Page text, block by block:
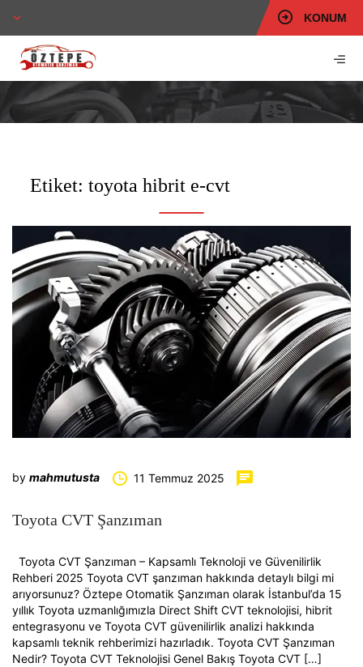
KONUM
Etiket: toyota hibrit e-cvt
by mahmutusta 11 Temmuz 2025
Toyota CVT Şanzıman
Toyota CVT Şanzıman – Kapsamlı Teknoloji ve Güvenilirlik
Rehberi 2025 Toyota CVT şanzıman hakkında detaylı bilgi mi
arıyorsunuz? Öztepe Otomatik Şanzıman olarak İstanbul’da 15
yıllık Toyota uzmanlığımızla Direct Shift CVT teknolojisi, hibrit
entegrasyonu ve Toyota CVT güvenilirlik analizi hakkında
kapsamlı teknik rehberimizi hazırladık. Toyota CVT Şanzıman
Nedir? Toyota CVT Teknolojisi Genel Bakış Toyota CVT […]